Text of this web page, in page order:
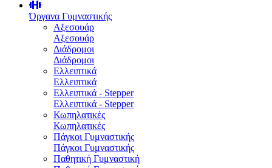
Όργανα Γυμναστικής
Αξεσουάρ
Αξεσουάρ
Διάδρομοι
Διάδρομοι
Ελλειπτικά
Ελλειπτικά
Ελλειπτικά - Stepper
Ελλειπτικά - Stepper
Κωπηλατικές
Κωπηλατικές
Πάγκοι Γυμναστικής
Πάγκοι Γυμναστικής
Παθητική Γυμναστική